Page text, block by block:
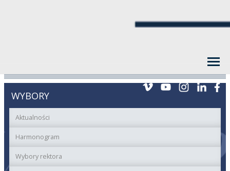
WYBORY
Aktualności
Harmonogram
Wybory rektora